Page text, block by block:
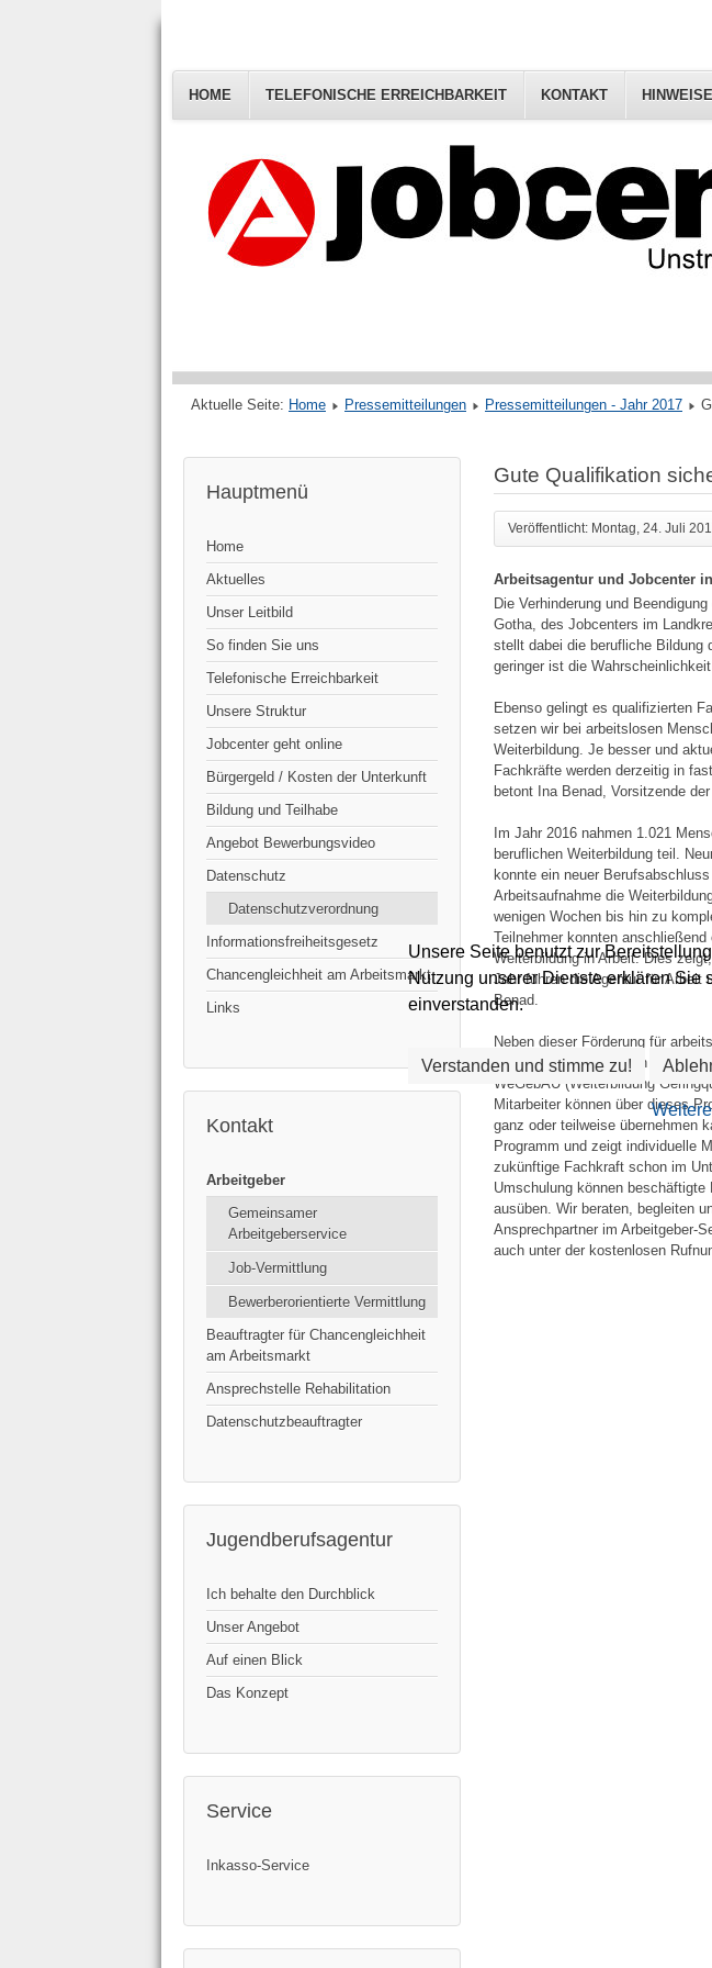
HOME TELEFONISCHE ERREICHBARKEIT KONTAKT HINWEISE
Aktuelle Seite: Home Pressemitteilungen Pressemitteilungen - Jahr 2017
Hauptmenü
Home
Aktuelles
Unser Leitbild
So finden Sie uns
Telefonische Erreichbarkeit
Unsere Struktur
Jobcenter geht online
Bürgergeld / Kosten der Unterkunft
Bildung und Teilhabe
Angebot Bewerbungsvideo
Datenschutz
Datenschutzverordnung
Informationsfreiheitsgesetz
Chancengleichheit am Arbeitsmarkt
Links
Kontakt
Arbeitgeber
Gemeinsamer
Arbeitgeberservice
Job-Vermittlung
Bewerberorientierte Vermittlung
Beauftragter für Chancengleichheit
am Arbeitsmarkt
Ansprechstelle Rehabilitation
Datenschutzbeauftragter
Jugendberufsagentur
Ich behalte den Durchblick
Unser Angebot
Auf einen Blick
Das Konzept
Service
Inkasso-Service
Gute Qualifikation
Veröffentlicht: Montag, 24. Juli
Arbeitsagentur und Jobcenter
Die Verhinderung und
Gotha, des Jobcenters im
stellt dabei die berufliche Bildung
geringer ist die
Ebenso gelingt es qualifizierten
setzen wir bei arbeitslosen
Weiterbildung. Je besser und
Fachkräfte werden derzeitig in
betont Ina Benad, Vorsitzende
Im Jahr 2016 nahmen 1.021
beruflichen Weiterbildung teil.
konnte ein neuer
Arbeitsaufnahme die
wenigen Wochen bis hin zu
Teilnehmer konnten
Weiterbildung in Arbeit. Dies
Jahr führen die Agentur für Arbeit
Benad.
Neben dieser Förderung für
bei der Qualifikation von
WeGebAU (Weiterbildung
Mitarbeiter können über dieses
ganz oder teilweise übernehmen
Programm und zeigt individuelle
zukünftige Fachkraft schon im
Umschulung können
ausüben. Wir beraten, begleiten
Ansprechpartner im Arbeitgeber-
auch unter der kostenlosen
Unsere Seite benutzt zur
Nutzung unserer Dienste erklären Sie
einverstanden.
Verstanden und stimme zu!